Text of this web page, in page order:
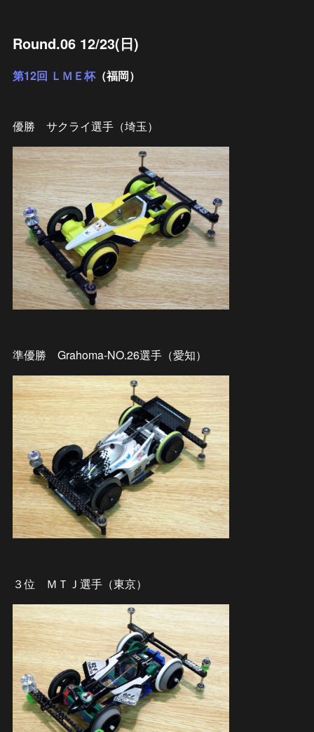
Round.06 12/23(日)
第12回 ＬＭＥ杯（福岡）
優勝 サクライ選手（埼玉）
準優勝 Grahoma-NO.26選手（愛知）
３位 ＭＴＪ選手（東京）